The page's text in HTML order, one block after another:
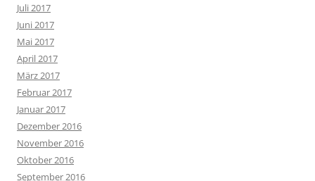
Juli 2017
Juni 2017
Mai 2017
April 2017
März 2017
Februar 2017
Januar 2017
Dezember 2016
November 2016
Oktober 2016
September 2016